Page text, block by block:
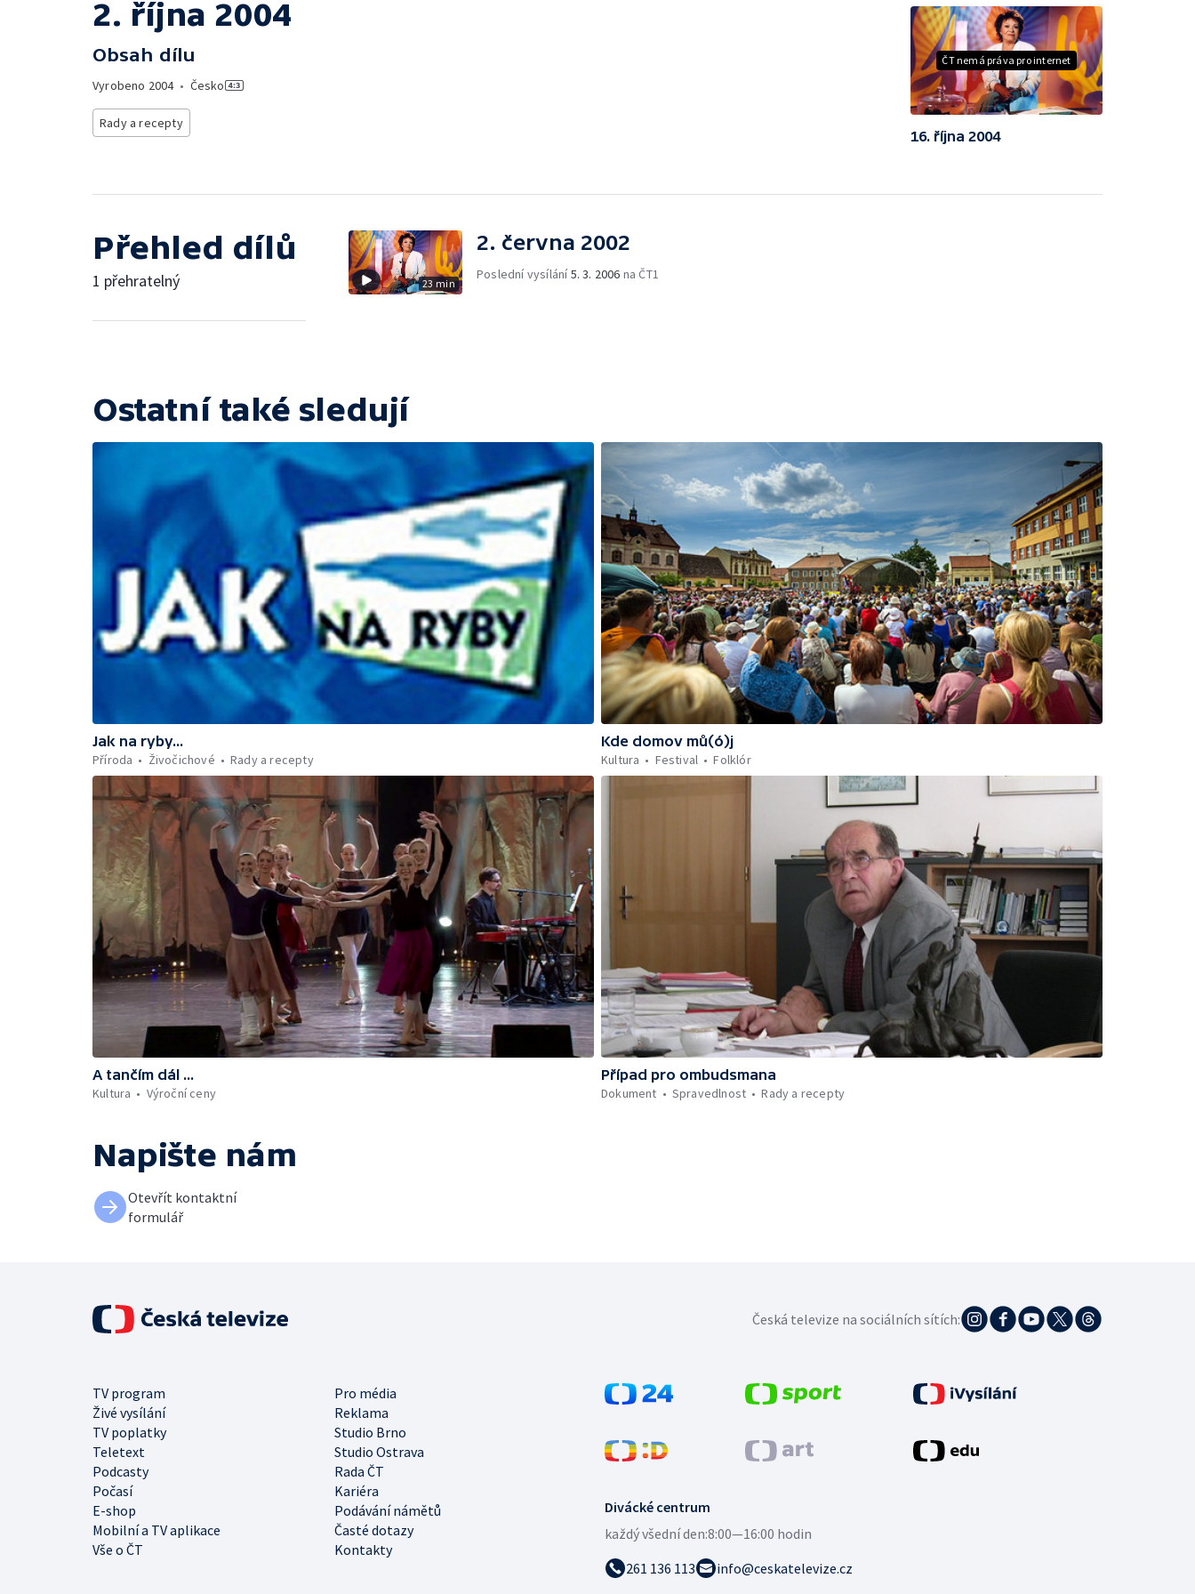
2. října 2004
Obsah dílu
Vyrobeno 2004• Česko
Rady a recepty
ČT nemá práva pro internet
16. října 2004
Přehled dílů
1 přehratelný 23 min
2. června 2002
Poslední vysílání5. 3. 2006 na ČT1
Ostatní také sledují
Jak na ryby...
Příroda
Živočichové Rady a recepty
Kde domov mů(ó)j
Kultura
Festival Folklór
A tančím dál ...
Kultura
Výroční ceny
Případ pro ombudsmana
Dokument
Spravedlnost Rady a recepty
Napište nám
Otevřít kontaktní
formulář
Divácké centrum
každý všední den:8:00—16:00 hodin
261 136 113
info@ceskatelevize.cz
TV program
Pro média
Živé vysílání
Reklama
TV poplatky
Studio Brno
Teletext
Studio Ostrava
Podcasty
Rada ČT
Počasí
Kariéra
E-shop
Podávání námětů
Mobilní a TV aplikace
Časté dotazy
Vše o ČT
Kontakty
Česká televize na sociálních sítích: